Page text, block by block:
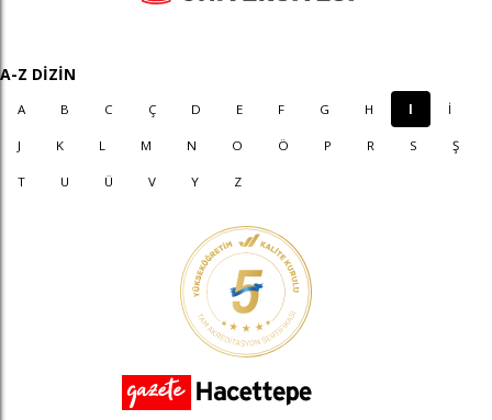
A-Z DİZİN
A B C Ç D E F G H I İ
J K L M N O Ö P R S Ş
T U Ü V Y Z